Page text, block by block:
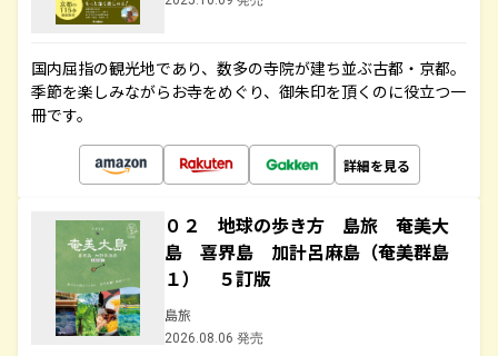
国内屈指の観光地であり、数多の寺院が建ち並ぶ古都・京都。
季節を楽しみながらお寺をめぐり、御朱印を頂くのに役立つ一
冊です。
詳細を見る
０２ 地球の歩き方 島旅 奄美大
島 喜界島 加計呂麻島（奄美群島
１） ５訂版
島旅
2026.08.06 発売